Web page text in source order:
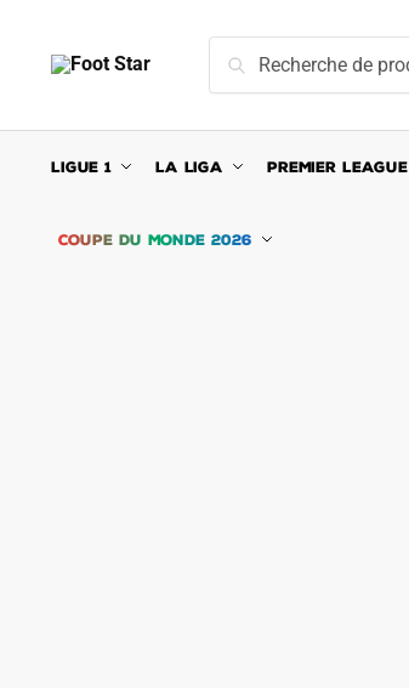
navigation
content
pour :
Recherche
LIGUE 1 LA LIGA PREMIER LEAGUE
COUPE DU MONDE 2026